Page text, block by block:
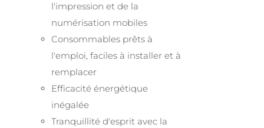
l'impression et de la
numérisation mobiles
Consommables prêts à
l'emploi, faciles à installer et à
remplacer
Efficacité énergétique
inégalée
Tranquillité d'esprit avec la